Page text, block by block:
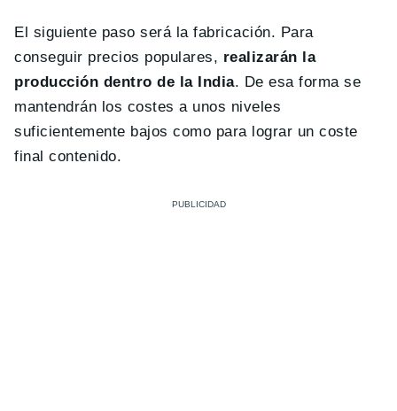
El siguiente paso será la fabricación. Para
conseguir precios populares, realizarán la
producción dentro de la India. De esa forma se
mantendrán los costes a unos niveles
suficientemente bajos como para lograr un coste
final contenido.